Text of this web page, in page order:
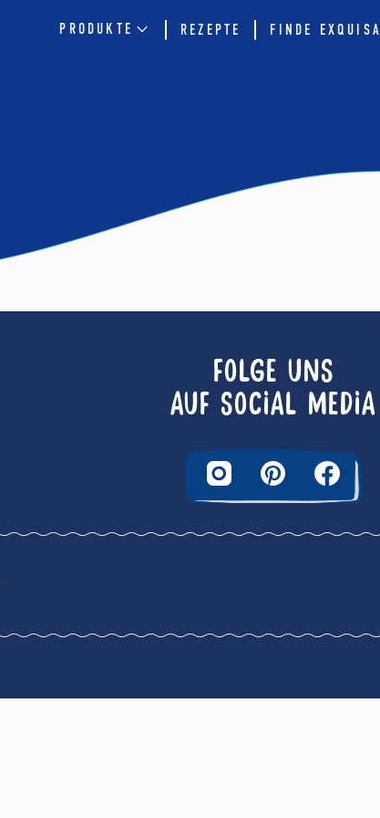
PRODUKTE REZEPTE FINDE EXQUISA
FOLGE UNS
AUF SOCIAL MEDIA